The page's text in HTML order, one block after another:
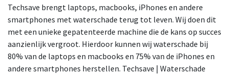
Techsave brengt laptops, macbooks, iPhones en andere
smartphones met waterschade terug tot leven. Wij doen dit
met een unieke gepatenteerde machine die de kans op succes
aanzienlijk vergroot. Hierdoor kunnen wij waterschade bij
80% van de laptops en macbooks en 75% van de iPhones en
andere smartphones herstellen. Techsave | Waterschade